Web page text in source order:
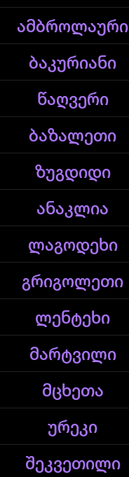
ამბროლაური
ბაკურიანი
წაღვერი
ბაზალეთი
ზუგდიდი
ანაკლია
ლაგოდეხი
გრიგოლეთი
ლენტეხი
მარტვილი
მცხეთა
ურეკი
შეკვეთილი